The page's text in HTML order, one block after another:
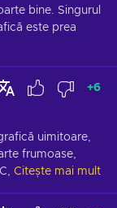
bine. Singurul
este prea
+6
uimitoare,
frumoase,
Citește mai mult